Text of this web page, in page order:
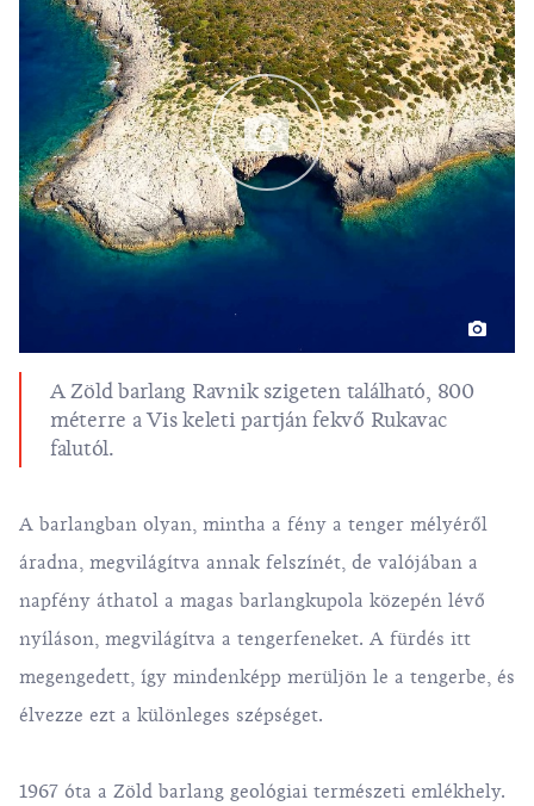
A Zöld barlang Ravnik szigeten található, 800
méterre a Vis keleti partján fekvő Rukavac
falutól.
A barlangban olyan, mintha a fény a tenger mélyéről
áradna, megvilágítva annak felszínét, de valójában a
napfény áthatol a magas barlangkupola közepén lévő
nyíláson, megvilágítva a tengerfeneket. A fürdés itt
megengedett, így mindenképp merüljön le a tengerbe, és
élvezze ezt a különleges szépséget.
1967 óta a Zöld barlang geológiai természeti emlékhely.